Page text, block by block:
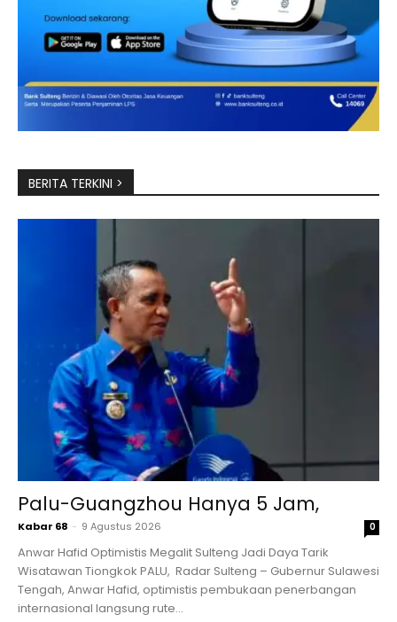
BERITA TERKINI >
Palu-Guangzhou Hanya 5 Jam,
Kabar 68 - 9 Agustus 2026 0
Anwar Hafid Optimistis Megalit Sulteng Jadi Daya Tarik
Wisatawan Tiongkok PALU, Radar Sulteng – Gubernur Sulawesi
Tengah, Anwar Hafid, optimistis pembukaan penerbangan
internasional langsung rute...